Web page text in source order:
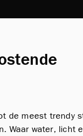
de meest trendy
water, licht